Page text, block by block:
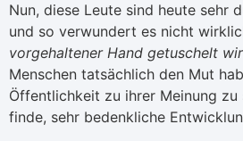
Nun, diese Leute sind heute sehr
und so verwundert es nicht
vorgehaltener Hand getuschelt
Menschen tatsächlich den Mut
Öffentlichkeit zu ihrer Meinung zu
finde, sehr bedenkliche